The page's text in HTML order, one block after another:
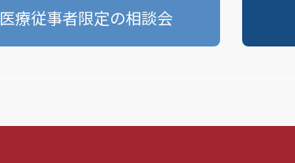
医療従事者限定の相談会